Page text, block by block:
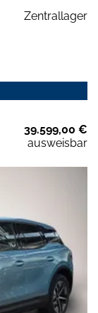
Zentrallager
39.599,00 €
ausweisbar